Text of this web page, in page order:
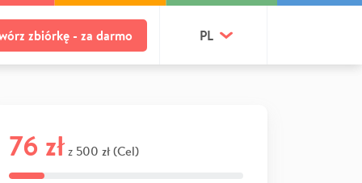
zbiórkę - za darmo PL
76 zł z 500 zł (Cel)